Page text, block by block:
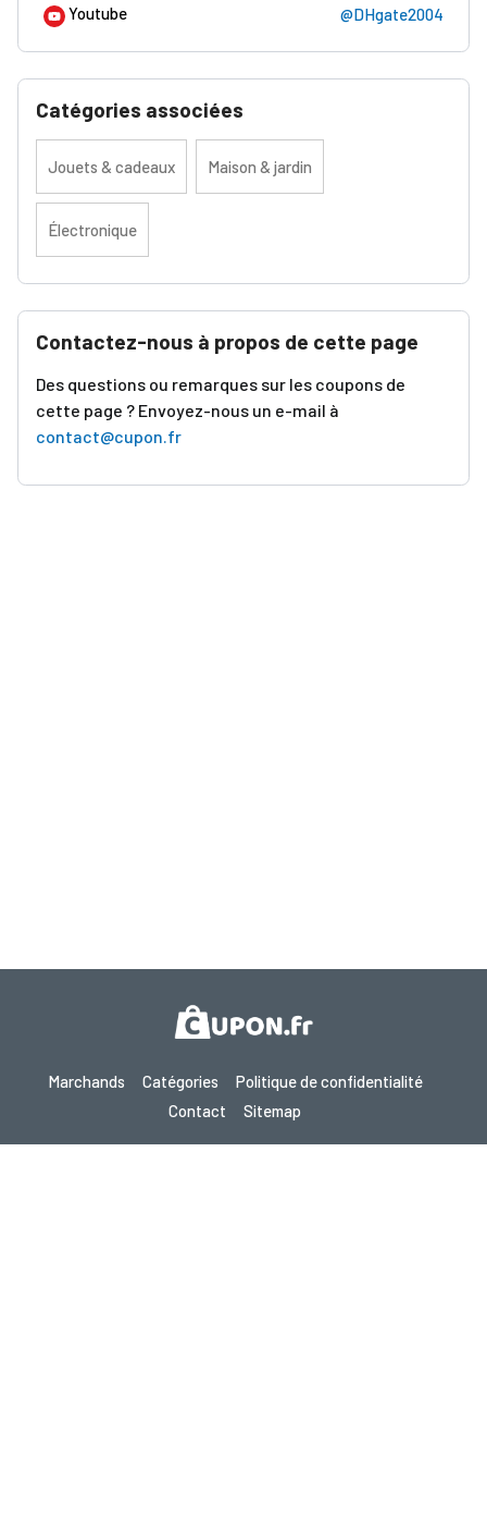
Youtube
@DHgate2004
Catégories associées
Jouets & cadeaux Maison & jardin
Électronique
Contactez-nous à propos de cette page
Des questions ou remarques sur les coupons de
cette page ? Envoyez-nous un e-mail à
contact@cupon.fr
Marchands Catégories
Politique de confidentialité
Contact
Sitemap